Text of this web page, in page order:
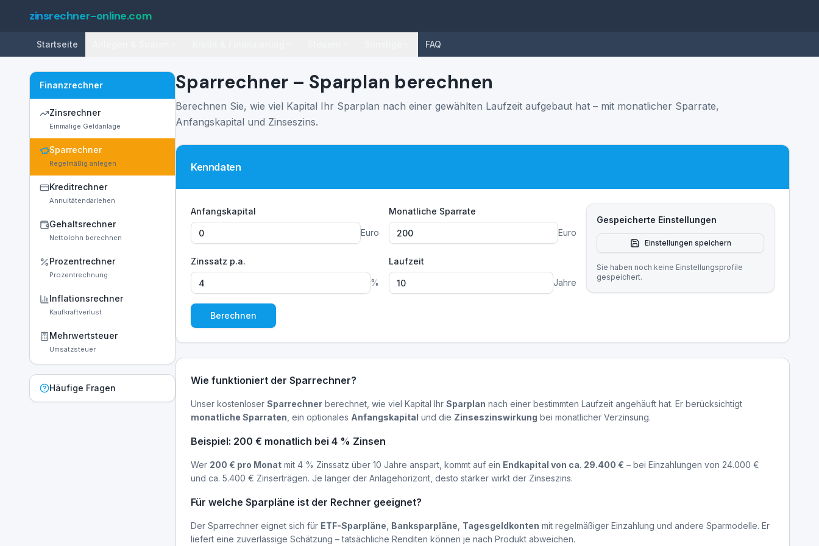
zinsrechner-online.com
Startseite FAQ
Finanzrechner
Zinsrechner
Einmalige Geldanlage
Sparrechner
Regelmäßig anlegen
Kreditrechner
Annuitätendarlehen
Gehaltsrechner
Nettolohn berechnen
Prozentrechner
Prozentrechnung
Inflationsrechner
Kaufkraftverlust
Mehrwertsteuer
Umsatzsteuer
Häufige Fragen
Sparrechner – Sparplan berechnen
Berechnen Sie, wie viel Kapital Ihr Sparplan nach einer gewählten Laufzeit aufgebaut hat – mit monatlicher Sparrate,
Anfangskapital und Zinseszins.
Kenndaten
Anfangskapital
Euro
Monatliche Sparrate
Euro
Zinssatz p.a.
%
Laufzeit
Jahre
Gespeicherte Einstellungen
Einstellungen speichern
Sie haben noch keine Einstellungsprofile
gespeichert.
Berechnen
Wie funktioniert der Sparrechner?
Unser kostenloser Sparrechner berechnet, wie viel Kapital Ihr Sparplan nach einer bestimmten Laufzeit angehäuft hat. Er berücksichtigt
monatliche Sparraten , ein optionales Anfangskapital und die Zinseszinswirkung bei monatlicher Verzinsung.
Beispiel: 200 € monatlich bei 4 % Zinsen
Wer 200 € pro Monat mit 4 % Zinssatz über 10 Jahre anspart, kommt auf ein Endkapital von ca. 29.400 € – bei Einzahlungen von 24.000 €
und ca. 5.400 € Zinserträgen. Je länger der Anlagehorizont, desto stärker wirkt der Zinseszins.
Für welche Sparpläne ist der Rechner geeignet?
Der Sparrechner eignet sich für ETF-Sparpläne Banksparpläne Tagesgeldkonten mit regelmäßiger Einzahlung und andere Sparmodelle. Er
liefert eine zuverlässige Schätzung – tatsächliche Renditen können je nach Produkt abweichen.